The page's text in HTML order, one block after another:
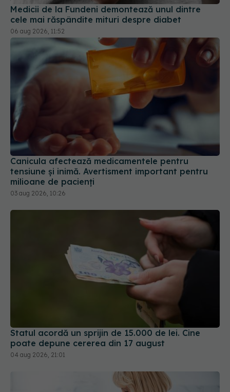
06 aug 2026, 11:52
Canicula afectează medicamentele pentru
tensiune și inimă. Avertisment important pentru
milioane de pacienți
03 aug 2026, 10:26
Statul acordă un sprijin de 15.000 de lei. Cine
poate depune cererea din 17 august
04 aug 2026, 21:01